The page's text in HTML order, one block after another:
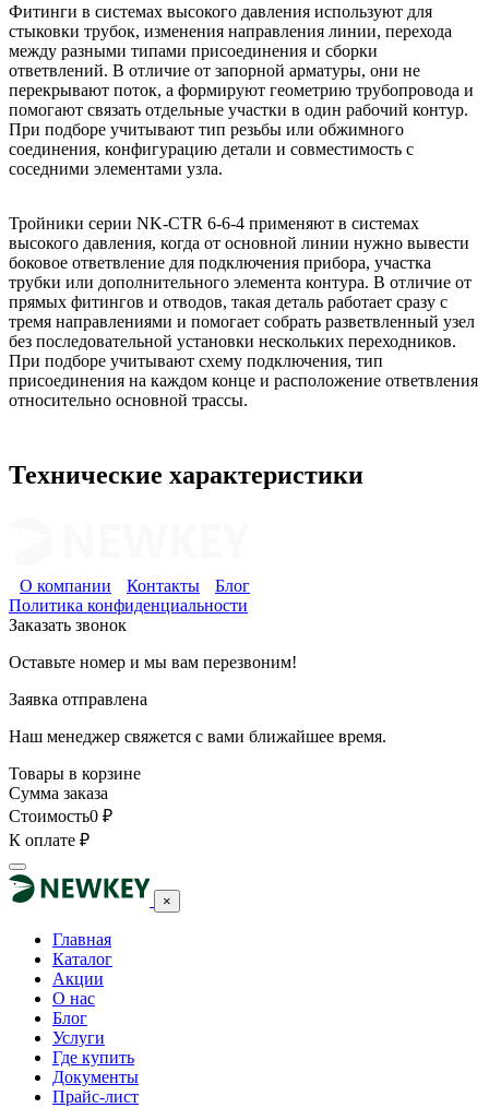
Тройники серии NK-CTR 6-6-4 применяют в системах
высокого давления, когда от основной линии нужно вывести
боковое ответвление для подключения прибора, участка
трубки или дополнительного элемента контура. В отличие от
прямых фитингов и отводов, такая деталь работает сразу с
тремя направлениями и помогает собрать разветвленный узел
без последовательной установки нескольких переходников.
При подборе учитывают схему подключения, тип
присоединения на каждом конце и расположение ответвления
относительно основной трассы.
Фитинги в системах высокого давления используют для
стыковки трубок, изменения направления линии, перехода
между разными типами присоединения и сборки
ответвлений. В отличие от запорной арматуры, они не
перекрывают поток, а формируют геометрию трубопровода и
помогают связать отдельные участки в один рабочий контур.
При подборе учитывают тип резьбы или обжимного
соединения, конфигурацию детали и совместимость с
соседними элементами узла.
Технические характеристики
О компании Контакты
Блог
Политика конфиденциальности
Заказать звонок
Оставьте номер и мы вам перезвоним!
Заявка отправлена
Наш менеджер свяжется с вами ближайшее время.
Товары в корзине
Сумма заказа
Стоимость0 ₽
К оплате ₽
×
Главная
Каталог
Акции
О нас
Блог
Услуги
Где купить
Документы
Прайс-лист